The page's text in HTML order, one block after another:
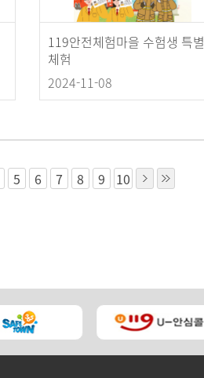
119안전체험마을 수험생 특별
체험
2024-11-08
5 6 7 8 9 10